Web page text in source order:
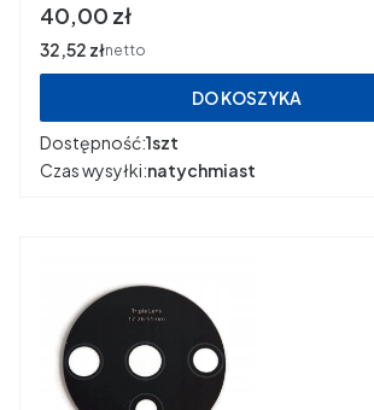
Cena
40,00 zł
Cena
32,52 złnetto
DO KOSZYKA
Dostępność:1szt
Czas wysyłki:natychmiast